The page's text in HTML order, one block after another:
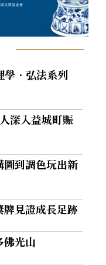
學．弘法系列
深入益城町賑
到調色玩出新
見證成長足跡
光山